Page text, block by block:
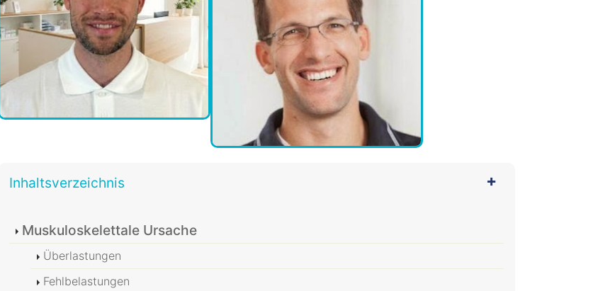
Inhaltsverzeichnis
Muskuloskelettale Ursache
Überlastungen
Fehlbelastungen